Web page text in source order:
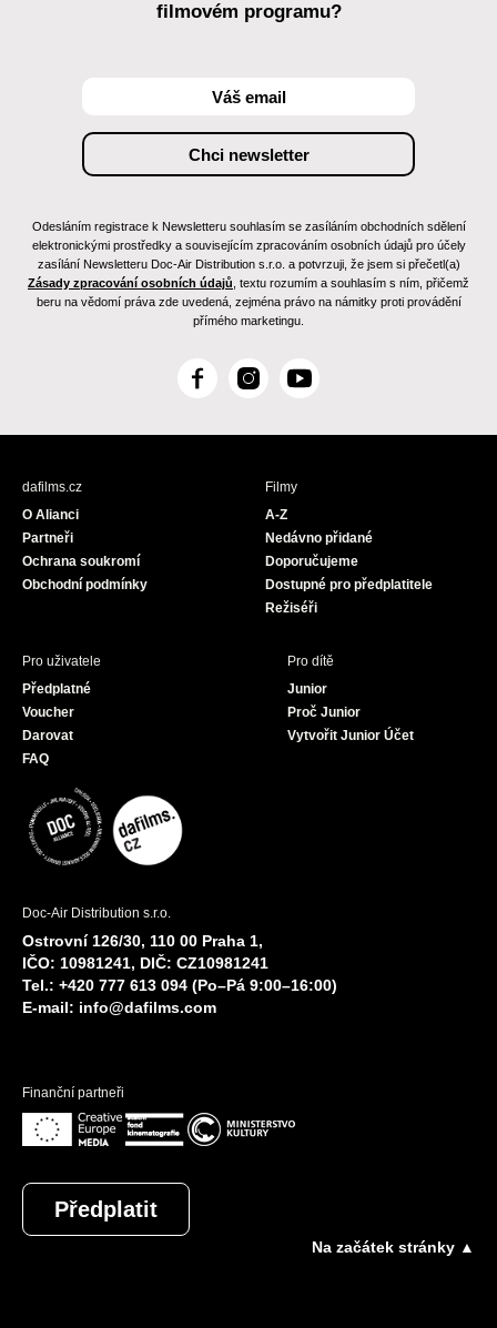
filmovém programu?
Odesláním registrace k Newsletteru souhlasím se zasíláním obchodních sdělení
elektronickými prostředky a souvisejícím zpracováním osobních údajů pro účely
zasílání Newsletteru Doc-Air Distribution s.r.o. a potvrzuji, že jsem si přečetl(a)
Zásady zpracování osobních údajů , textu rozumím a souhlasím s ním, přičemž
beru na vědomí práva zde uvedená, zejména právo na námitky proti provádění
přímého marketingu.
F
c
I
s
Y
u
dafilms.cz
O Alianci
Partneři
Ochrana soukromí
Obchodní podmínky
Filmy
A-Z
Nedávno přidané
Doporučujeme
Dostupné pro předplatitele
Režiséři
Pro uživatele
Předplatné
Voucher
Darovat
FAQ
Pro dítě
Junior
Proč Junior
Vytvořit Junior Účet
Doc-Air Distribution s.r.o.
Ostrovní 126/30, 110 00 Praha 1,
IČO: 10981241, DIČ: CZ10981241
Tel.: +420 777 613 094 (Po–Pá 9:00–16:00)
E-mail: info@dafilms.com
Finanční partneři
Předplatit
Na začátek stránky ▲